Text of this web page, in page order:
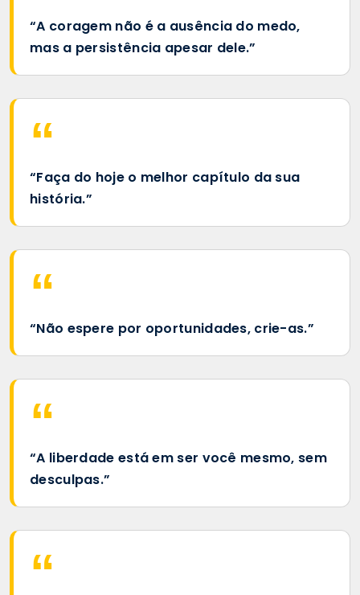
“A coragem não é a ausência do medo,
mas a persistência apesar dele.”
“Faça do hoje o melhor capítulo da sua
história.”
“Não espere por oportunidades, crie-as.”
“A liberdade está em ser você mesmo, sem
desculpas.”